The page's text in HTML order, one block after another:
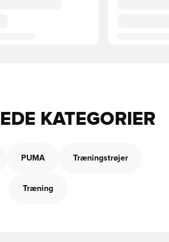
KATEGORIER
PUMA Træningstrøjer
Træning